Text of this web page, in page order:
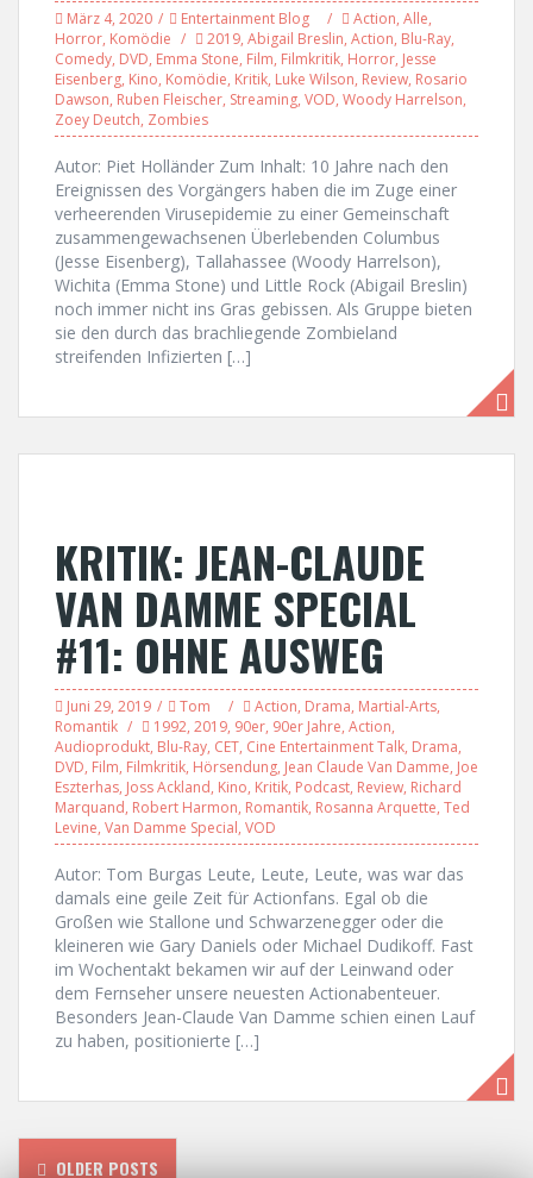
März 4, 2020 Entertainment Blog Action, Alle,
Horror, Komödie 2019, Abigail Breslin, Action, Blu-Ray,
Comedy, DVD, Emma Stone, Film, Filmkritik, Horror, Jesse
Eisenberg, Kino, Komödie, Kritik, Luke Wilson, Review, Rosario
Dawson, Ruben Fleischer, Streaming, VOD, Woody Harrelson,
Zoey Deutch, Zombies
Autor: Piet Holländer Zum Inhalt: 10 Jahre nach den
Ereignissen des Vorgängers haben die im Zuge einer
verheerenden Virusepidemie zu einer Gemeinschaft
zusammengewachsenen Überlebenden Columbus
(Jesse Eisenberg), Tallahassee (Woody Harrelson),
Wichita (Emma Stone) und Little Rock (Abigail Breslin)
noch immer nicht ins Gras gebissen. Als Gruppe bieten
sie den durch das brachliegende Zombieland
streifenden Infizierten […]
KRITIK: JEAN-CLAUDE
VAN DAMME SPECIAL
#11: OHNE AUSWEG
Juni 29, 2019 Tom Action, Drama, Martial-Arts,
Romantik
1992, 2019, 90er, 90er Jahre, Action,
Audioprodukt, Blu-Ray, CET, Cine Entertainment Talk, Drama,
DVD, Film, Filmkritik, Hörsendung, Jean Claude Van Damme, Joe
Eszterhas, Joss Ackland, Kino, Kritik, Podcast, Review, Richard
Marquand, Robert Harmon, Romantik, Rosanna Arquette, Ted
Levine, Van Damme Special, VOD
Autor: Tom Burgas Leute, Leute, Leute, was war das
damals eine geile Zeit für Actionfans. Egal ob die
Großen wie Stallone und Schwarzenegger oder die
kleineren wie Gary Daniels oder Michael Dudikoff. Fast
im Wochentakt bekamen wir auf der Leinwand oder
dem Fernseher unsere neuesten Actionabenteuer.
Besonders Jean-Claude Van Damme schien einen Lauf
zu haben, positionierte […]
OLDER POSTS